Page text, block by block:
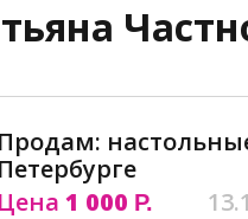
Продам:
Петербурге
Цена 1 000 Р.